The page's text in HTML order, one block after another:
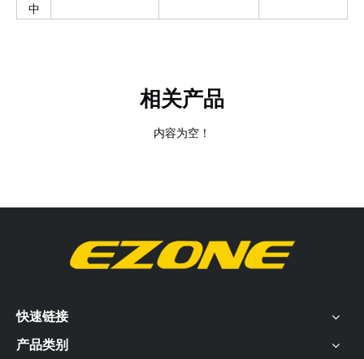
中
相关产品
内容为空！
快速链接
产品类别